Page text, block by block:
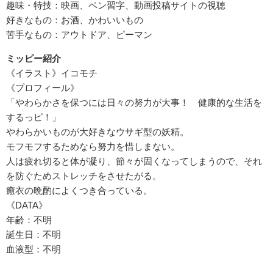
趣味・特技：映画、ペン習字、動画投稿サイトの視聴
好きなもの：お酒、かわいいもの
苦手なもの：アウトドア、ピーマン
ミッピー紹介
《イラスト》イコモチ
《プロフィール》
「やわらかさを保つには日々の努力が大事！ 健康的な生活を
するっピ！」
やわらかいものが大好きなウサギ型の妖精。
モフモフするためなら努力を惜しまない。
人は疲れ切ると体が凝り、節々が固くなってしまうので、それ
を防ぐためストレッチをさせたがる。
癒衣の晩酌によくつき合っている。
《DATA》
年齢：不明
誕生日：不明
血液型：不明